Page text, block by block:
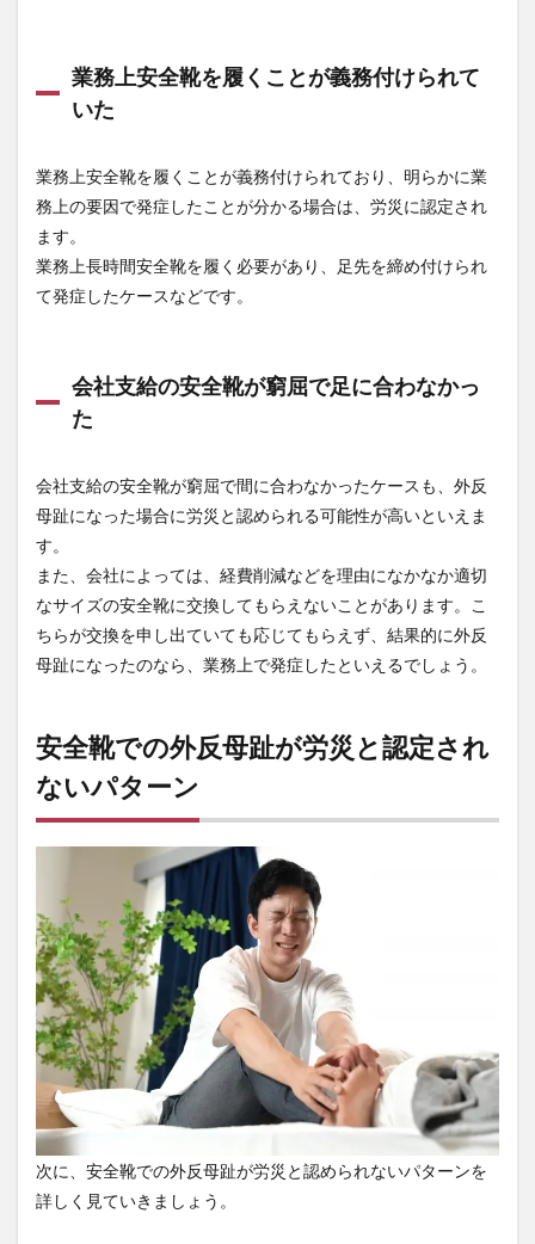
の安
全靴
が窮
合わ
なか
2
安全
靴で
趾が
労災
と認
いパ
ター
ン
個人
的な
要因
症し
2.2
業務
中に
発症
した
こと
い
3
3E
や
4E
など
の幅
広タ
イプ
の安
全靴
に交
換を
業務上安全靴を履くことが義務付けられて
いた
業務上安全靴を履くことが義務付けられており、明らかに業
務上の要因で発症したことが分かる場合は、労災に認定され
ます。
業務上長時間安全靴を履く必要があり、足先を締め付けられ
て発症したケースなどです。
会社支給の安全靴が窮屈で足に合わなかっ
た
会社支給の安全靴が窮屈で間に合わなかったケースも、外反
母趾になった場合に労災と認められる可能性が高いといえま
す。
また、会社によっては、経費削減などを理由になかなか適切
なサイズの安全靴に交換してもらえないことがあります。こ
ちらが交換を申し出ていても応じてもらえず、結果的に外反
母趾になったのなら、業務上で発症したといえるでしょう。
安全靴での外反母趾が労災と認定され
ないパターン
次に、安全靴での外反母趾が労災と認められないパターンを
詳しく見ていきましょう。